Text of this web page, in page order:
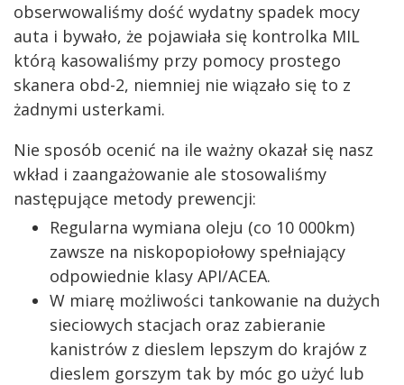
obserwowaliśmy dość wydatny spadek mocy
auta i bywało, że pojawiała się kontrolka MIL
którą kasowaliśmy przy pomocy prostego
skanera obd-2, niemniej nie wiązało się to z
żadnymi usterkami.
Nie sposób ocenić na ile ważny okazał się nasz
wkład i zaangażowanie ale stosowaliśmy
następujące metody prewencji:
Regularna wymiana oleju (co 10 000km)
zawsze na niskopopiołowy spełniający
odpowiednie klasy API/ACEA.
W miarę możliwości tankowanie na dużych
sieciowych stacjach oraz zabieranie
kanistrów z dieslem lepszym do krajów z
dieslem gorszym tak by móc go użyć lub